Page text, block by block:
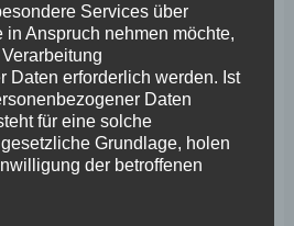
bleibt es die Aufgabe des
der Opposition, die
Team des Präsidiums
des Landtags mit Stephan
Services über
in Anspruch nehmen möchte,
Daten erforderlich werden. Ist
Daten
für eine solche
Grundlage, holen
der betroffenen